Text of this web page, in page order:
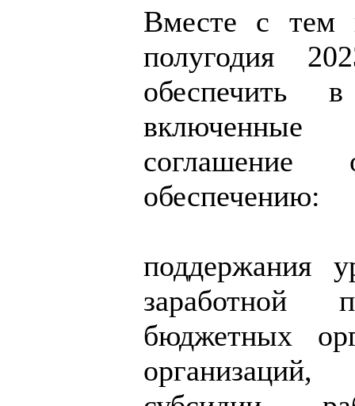
Вместе с тем
полугодия
обеспечить
соглашение
обеспечению:
поддержания
заработной
бюджетных